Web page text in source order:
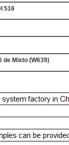
516
de Mixto (W639)